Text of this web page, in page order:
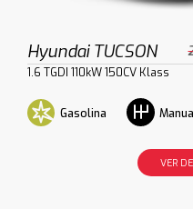
Hyundai TUCSON
1.6 TGDI 110kW 150CV Klass
Gasolina
VER